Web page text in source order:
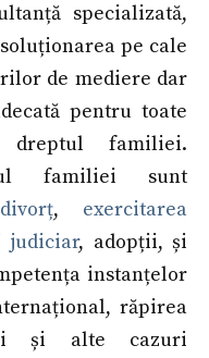
specializată,
pe cale
de mediere dar
pentru toate
familiei.
familiei sunt
divorț, exercitarea
judiciar, adopții, și
instanțelor
răpirea
și alte cazuri